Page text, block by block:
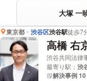
大塚 一
東京都 渋谷区渋谷駅徒歩7
高橋 右
渋谷共同法律
最寄り駅： 渋
解決事例 10